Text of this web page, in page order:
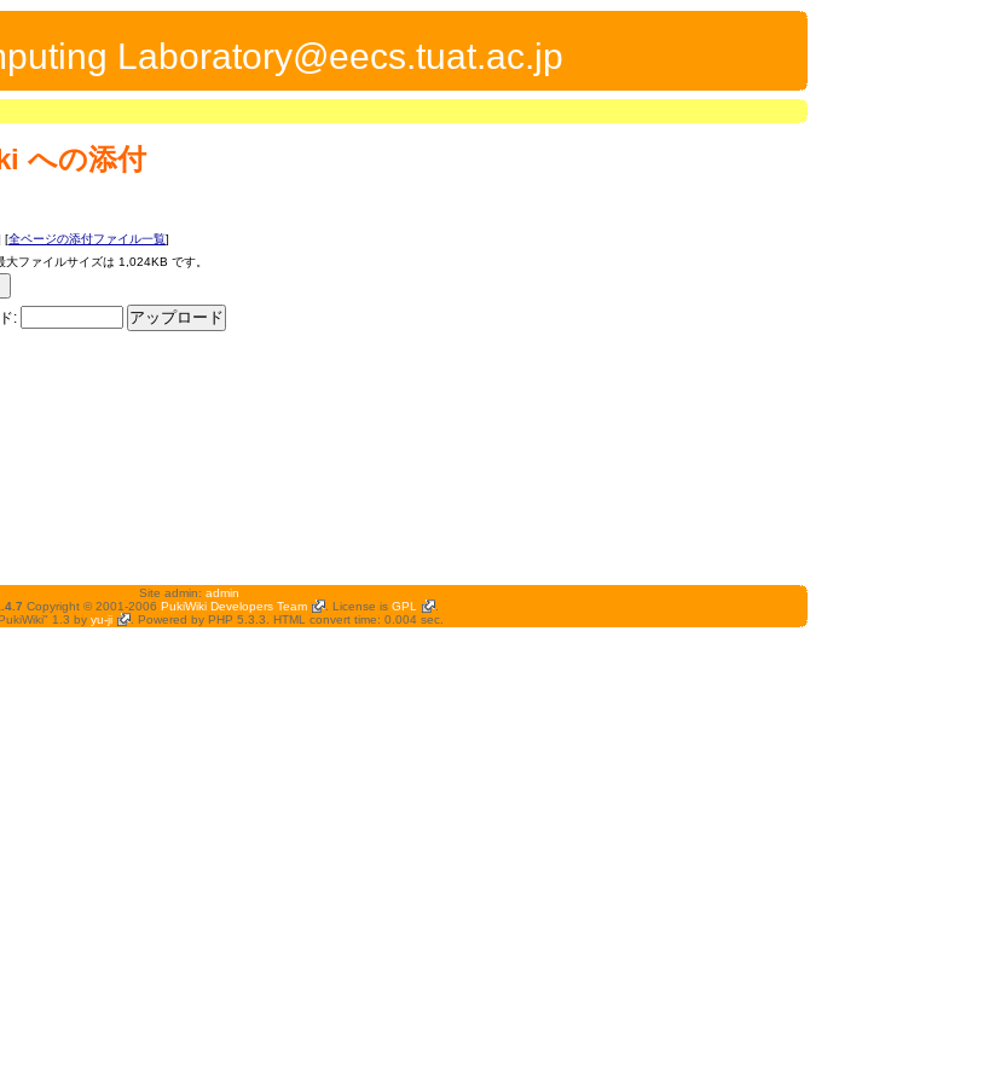
Laboratory@eecs.tuat.ac.jp
への添付
[全ページの添付ファイル一覧]
大ファイルサイズは 1,024KB です。
:
Site admin: admin
Copyright © 2001-2006 PukiWiki Developers Team . License is GPL
1.3 by yu-ji . Powered by PHP 5.3.3. HTML convert time: 0.004 sec.